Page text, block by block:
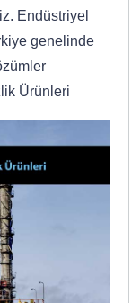
Endüstriyel
genelinde
Ürünleri